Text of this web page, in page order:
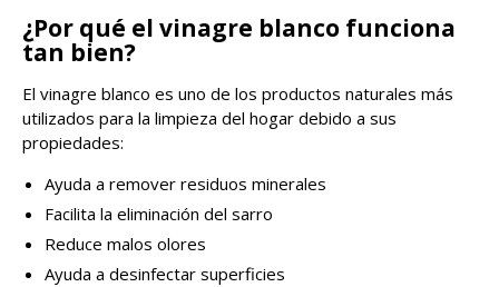
¿Por qué el vinagre blanco funciona
tan bien?
El vinagre blanco es uno de los productos naturales más
utilizados para la limpieza del hogar debido a sus
propiedades:
Ayuda a remover residuos minerales
Facilita la eliminación del sarro
Reduce malos olores
Ayuda a desinfectar superficies